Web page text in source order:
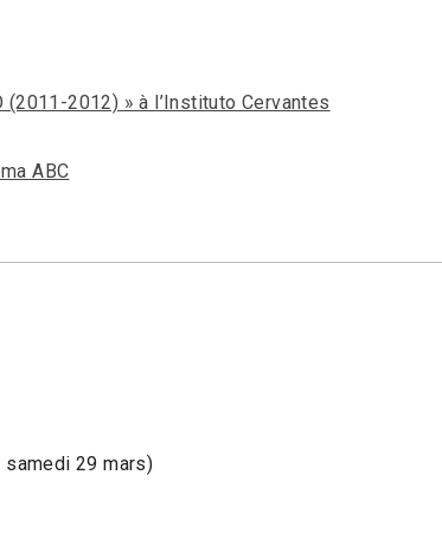
(2011-2012) » à l’Instituto Cervantes
ABC
samedi 29 mars)